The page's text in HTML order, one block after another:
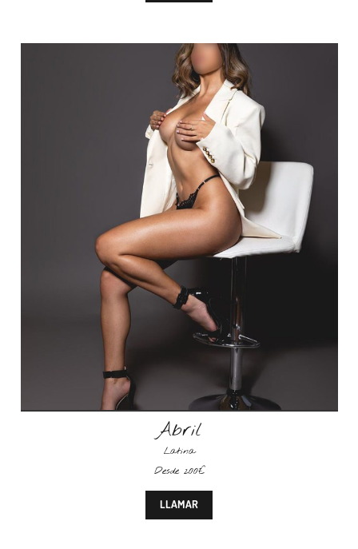
Abril
Latina
Desde 200€
LLAMAR